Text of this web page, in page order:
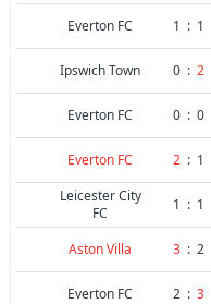
Everton FC 1 : 1
Ipswich Town 0 : 2
Everton FC 0 : 0
Everton FC 2 : 1
Leicester City
FC
1 : 1
Aston Villa 3 : 2
Everton FC 2 : 3